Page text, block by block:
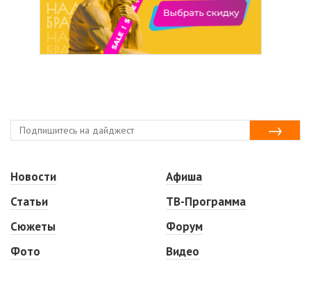
Новости
Статьи
Сюжеты
Фото
Афиша
ТВ-Программа
Форум
Видео